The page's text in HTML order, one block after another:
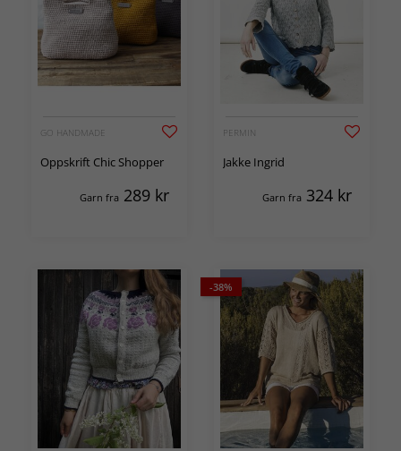
GO HANDMADE
Oppskrift Chic Shopper
Garn fra 289 kr
PERMIN
Jakke Ingrid
Garn fra 324 kr
-38%